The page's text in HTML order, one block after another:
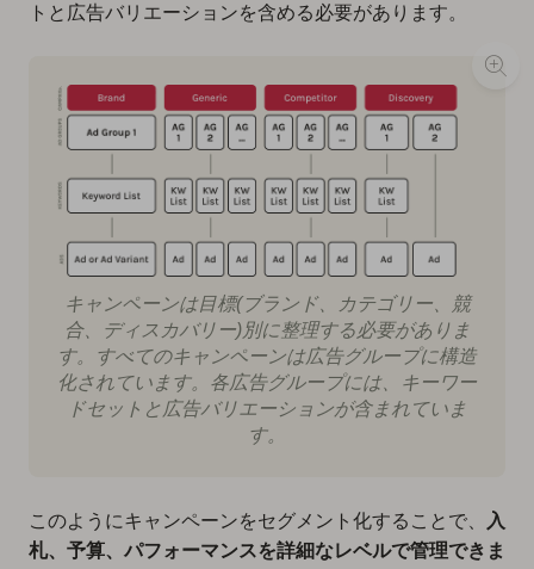
トと広告バリエーションを含める必要があります。
キャンペーンは目標(ブランド、カテゴリー、競
合、ディスカバリー)別に整理する必要がありま
す。すべてのキャンペーンは広告グループに構造
化されています。各広告グループには、キーワー
ドセットと広告バリエーションが含まれていま
す。
このようにキャンペーンをセグメント化することで、
入
札、予算、パフォーマンスを詳細なレベルで管理できま